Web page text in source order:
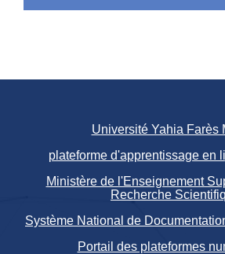
Université Yahia Farès
plateforme d'apprentissage en
Ministère de l'Enseignement
Recherche
Système National de
Portail des plateformes